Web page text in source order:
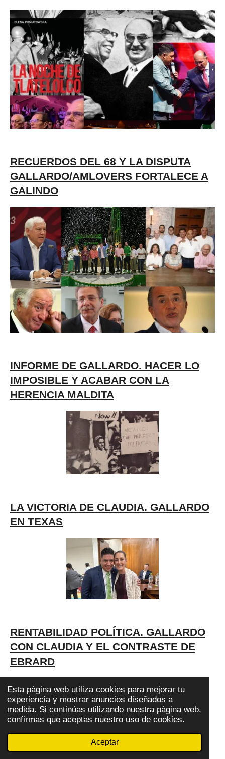
Esta página web utiliza cookies para mejorar tu
experiencia y mostrar anuncios diseñados a
medida. Si continúas utilizando nuestra página web,
confirmas que aceptas nuestro uso de cookies.
Aceptar
RECUERDOS DEL 68 Y LA DISPUTA
GALLARDO/AMLOVERS FORTALECE A
GALINDO
INFORME DE GALLARDO. HACER LO
IMPOSIBLE Y ACABAR CON LA
HERENCIA MALDITA
LA VICTORIA DE CLAUDIA. GALLARDO
EN TEXAS
RENTABILIDAD POLÍTICA. GALLARDO
CON CLAUDIA Y EL CONTRASTE DE
EBRARD